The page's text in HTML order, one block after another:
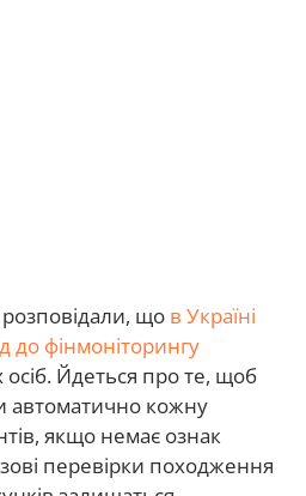
що в Україні
до фінмоніторингу
Йдеться про те, щоб
автоматично кожну
якщо немає ознак
перевірки походження